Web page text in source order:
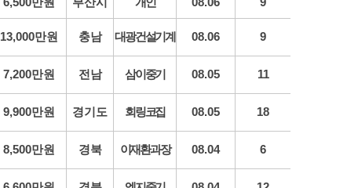
13,000만원 충남 대광건설기계 08.06 9
7,200만원 전남 삼이중기 08.05 11
9,900만원 경기도 회링코집 08.05 18
8,500만원 경북 이재환과장 08.04 6